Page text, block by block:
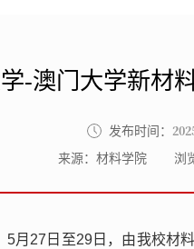
-澳门大学新材
发布时间：
来源：材料学院 浏
5月27日至29日，由我校材